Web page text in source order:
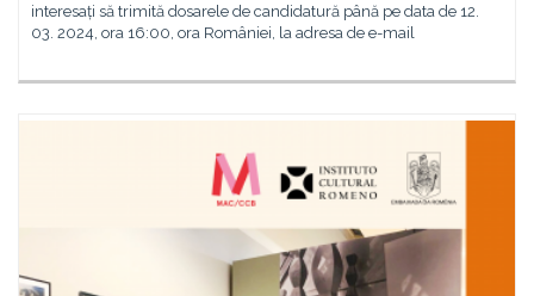
interesați să trimită dosarele de candidatură până pe data de 12.
03. 2024, ora 16:00, ora României, la adresa de e-mail